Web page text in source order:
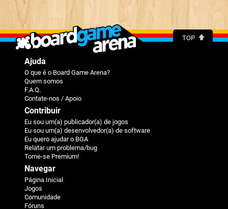
TOP
Ajuda
O que é o Board Game Arena?
Quem somos
F.A.Q.
Contate-nos / Apoio
Contribuir
Eu sou um(a) publicador(a) de jogos
Eu sou um(a) desenvolvedor(a) de software
Eu quero ajudar o BGA
Relatar um problema/bug
Torne-se Premium!
Navegar
Página Inicial
Jogos
Comunidade
Fóruns